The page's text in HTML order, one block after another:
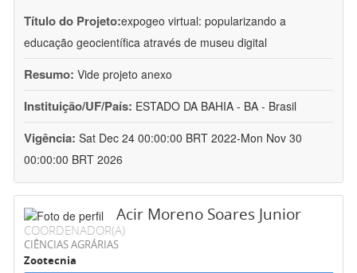
Título do Projeto:expogeo virtual: popularizando a
educação geocientífica através de museu digital
Resumo: Vide projeto anexo
Instituição/UF/País: ESTADO DA BAHIA - BA - Brasil
Vigência: Sat Dec 24 00:00:00 BRT 2022-Mon Nov 30
00:00:00 BRT 2026
Acir Moreno Soares Junior
COORDENADOR(A)
CIÊNCIAS AGRÁRIAS
Zootecnia